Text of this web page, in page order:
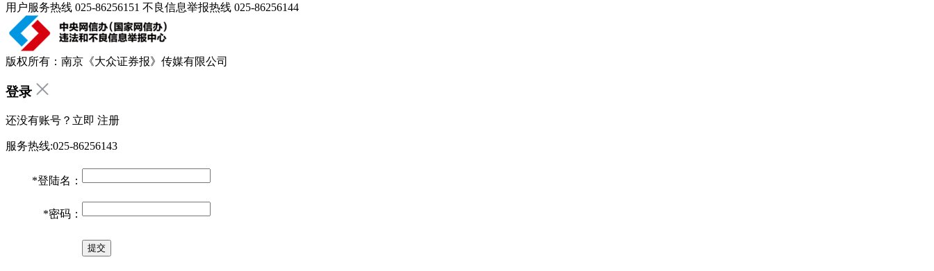
用户服务热线 025-86256151 不良信息举报热线 025-86256144
版权所有：南京《大众证券报》传媒有限公司
登录
还没有账号？立即 注册
服务热线:025-86256143
*登陆名：
*密码：